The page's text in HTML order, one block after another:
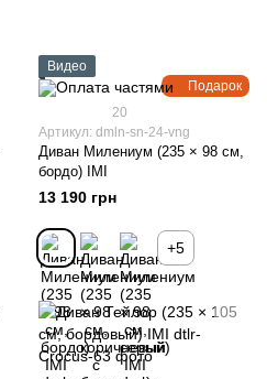
Подарок
Видео
20
Артикул: dmln-sn-24-vng
Диван Милениум (235 × 98 см,
бордо) IMI
13 190 грн
+5